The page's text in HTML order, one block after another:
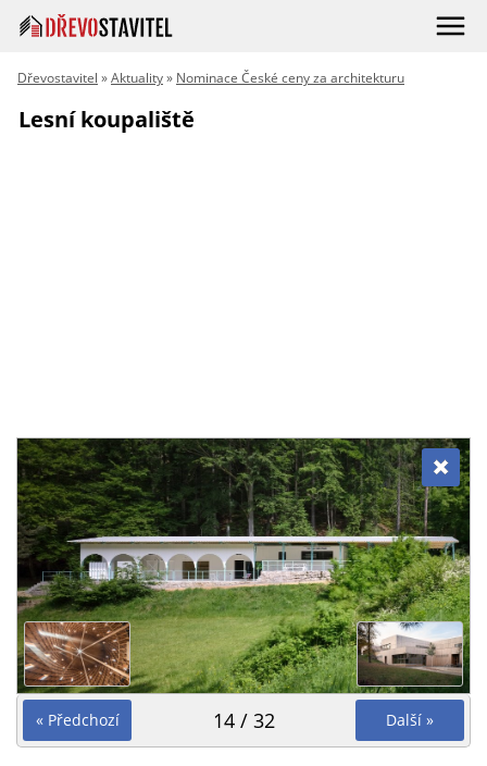
Dřevostavitel »Aktuality» Nominace České ceny za architekturu
Lesní koupaliště
« Předchozí Další »
14 / 32